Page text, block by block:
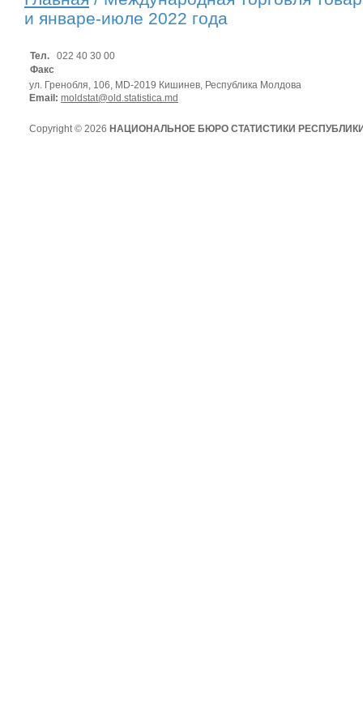
и январе-июле 2022 года
Тел.
022 40 30 00
Факс
ул. Гренобля, 106, MD-2019 Кишинев, Республика Молдова
Email: moldstat@old.statistica.md
Copyright © 2026 НАЦИОНАЛЬНОЕ БЮРО СТАТИСТИКИ